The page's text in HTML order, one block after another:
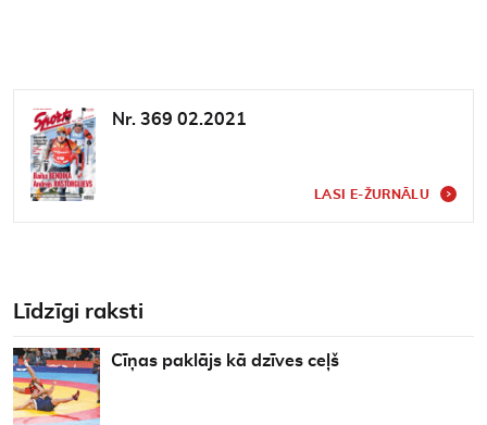
Nr. 369 02.2021
LASI E-ŽURNĀLU
Līdzīgi raksti
Cīņas paklājs kā dzīves ceļš